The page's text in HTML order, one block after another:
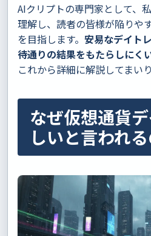
AIクリプトの専門家として、
理解し、読者の皆様が陥りや
を目指します。 安易なデイト
待通りの結果をもたらしにく
これから詳細に解説してまいり
なぜ仮想通貨
しいと言われ